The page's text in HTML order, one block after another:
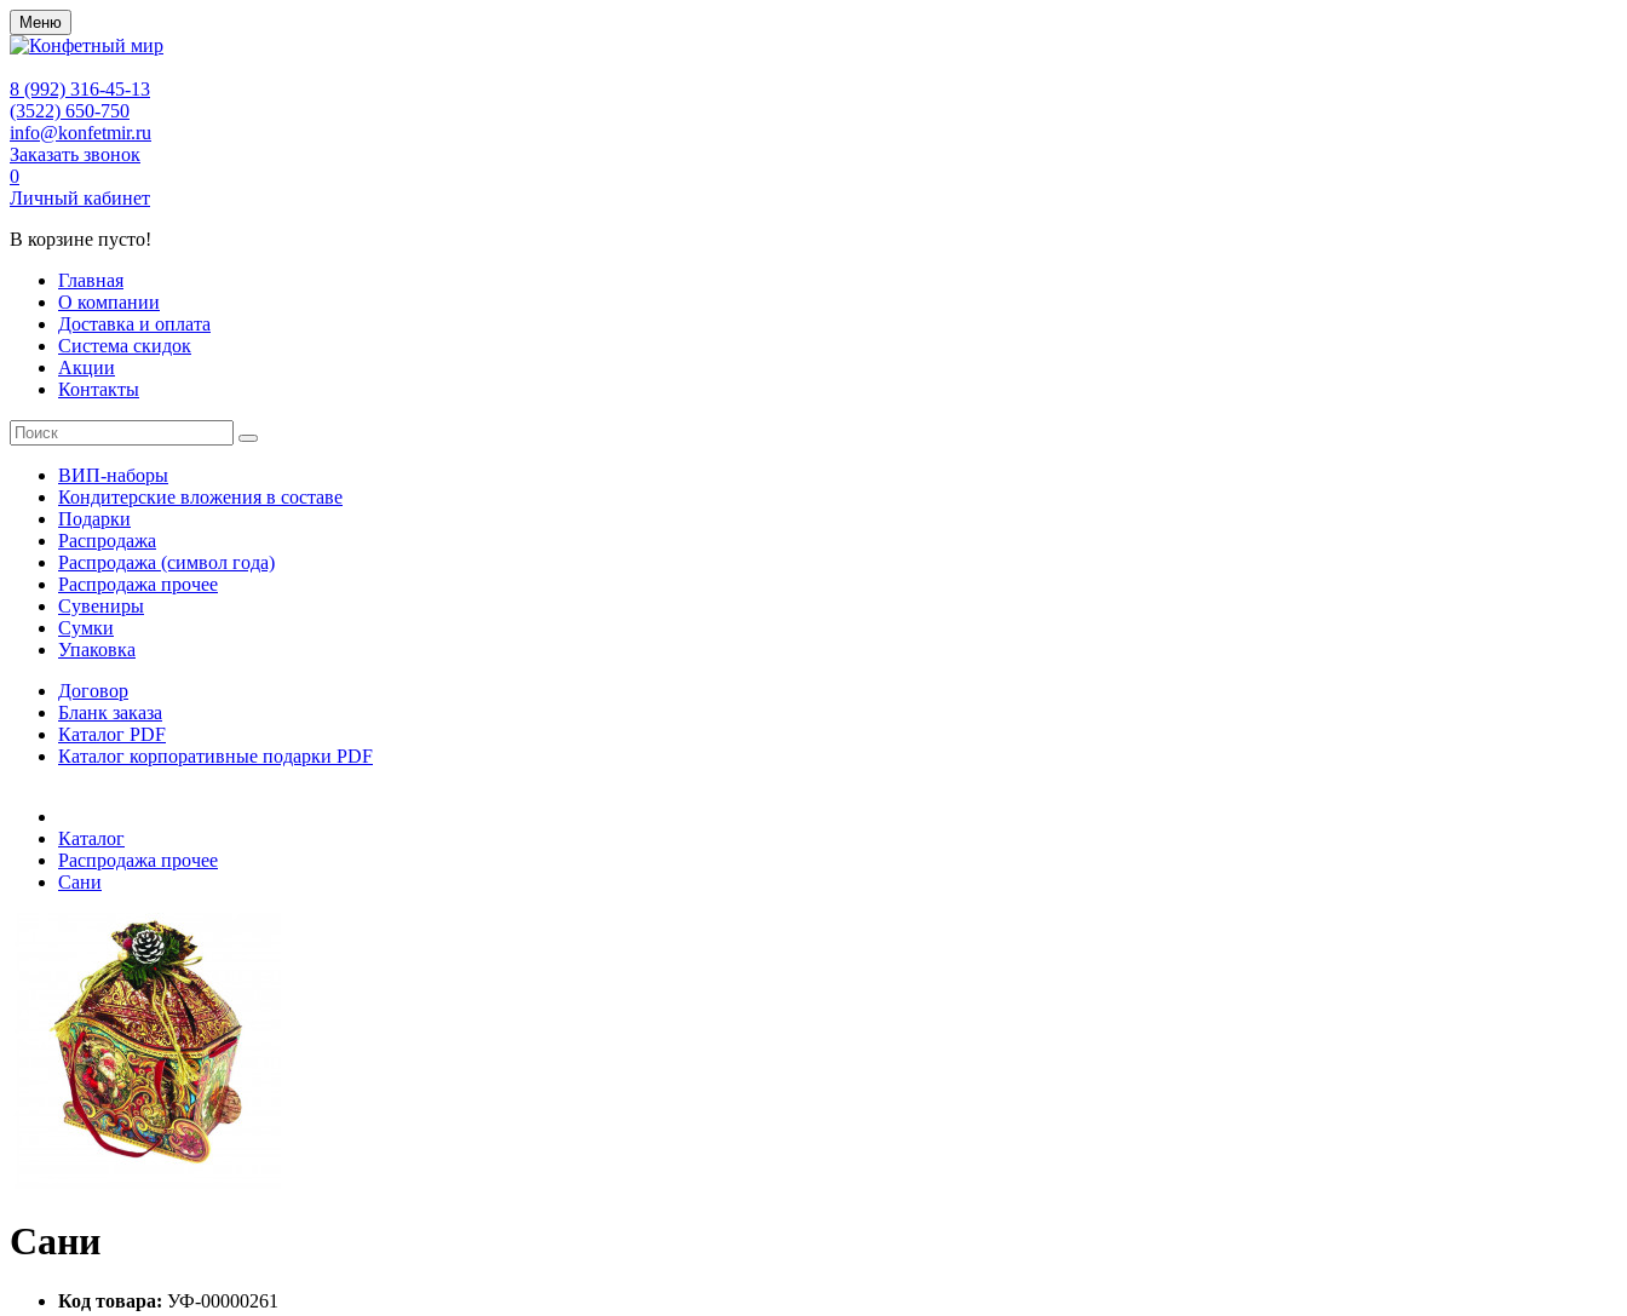
Меню
8 (992) 316-45-13
(3522) 650-750
info@konfetmir.ru
Заказать звонок
0
Личный кабинет
В корзине пусто!
Главная
О компании
Доставка и оплата
Система скидок
Акции
Контакты
ВИП-наборы
Кондитерские вложения в составе
Подарки
Распродажа
Распродажа (символ года)
Распродажа прочее
Сувениры
Сумки
Упаковка
Договор
Бланк заказа
Каталог PDF
Каталог корпоративные подарки PDF
Каталог
Распродажа прочее
Сани
Сани
Код товара: УФ-00000261